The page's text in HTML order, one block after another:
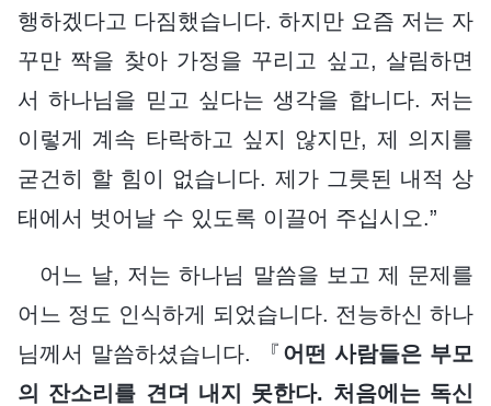
행하겠다고 다짐했습니다. 하지만 요즘 저는 자
꾸만 짝을 찾아 가정을 꾸리고 싶고, 살림하면
서 하나님을 믿고 싶다는 생각을 합니다. 저는
이렇게 계속 타락하고 싶지 않지만, 제 의지를
굳건히 할 힘이 없습니다. 제가 그릇된 내적 상
태에서 벗어날 수 있도록 이끌어 주십시오.”
어느 날, 저는 하나님 말씀을 보고 제 문제를
어느 정도 인식하게 되었습니다. 전능하신 하나
님께서 말씀하셨습니다. 『 어떤 사람들은 부모
의 잔소리를 견뎌 내지 못한다. 처음에는 독신